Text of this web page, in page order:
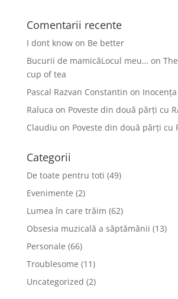
Comentarii recente
I dont knowon Be better
Bucurii de mamicăLocul meu… on
cup of tea
Pascal Razvan Constantin on
Raluca on Poveste din două părți cu
Claudiu on Poveste din două părți cu
Categorii
De toate pentru toti (49)
Evenimente (2)
Lumea în care trăim (62)
Obsesia muzicală a săptămânii (13)
Personale (66)
Troublesome (11)
Uncategorized (2)